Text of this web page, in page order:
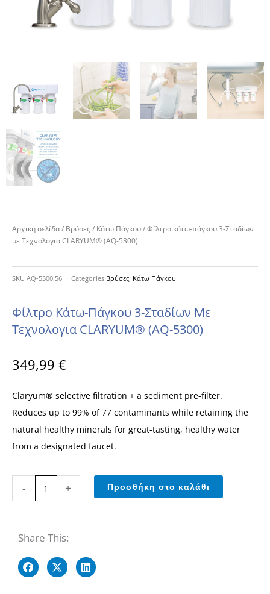
Αρχική σελίδα/ Βρύσες/ Κάτω Πάγκου/ Φίλτρο κάτω-πάγκου 3-Σταδίων
με Τεχνολογια CLARYUM® (AQ-5300)
SKU AQ-5300.56 Categories Βρύσες Κάτω Πάγκου
Φίλτρο Κάτω-Πάγκου 3-Σταδίων Με
Τεχνολογια CLARYUM® (AQ-5300)
349,99 €
Claryum® selective filtration + a sediment pre-filter.
Reduces up to 99% of 77 contaminants while retaining the
natural healthy minerals for great-tasting, healthy water
from a designated faucet.
-
Φίλτρο
κάτω-
3-
με
+ Προσθήκη στο καλάθι
Share This: